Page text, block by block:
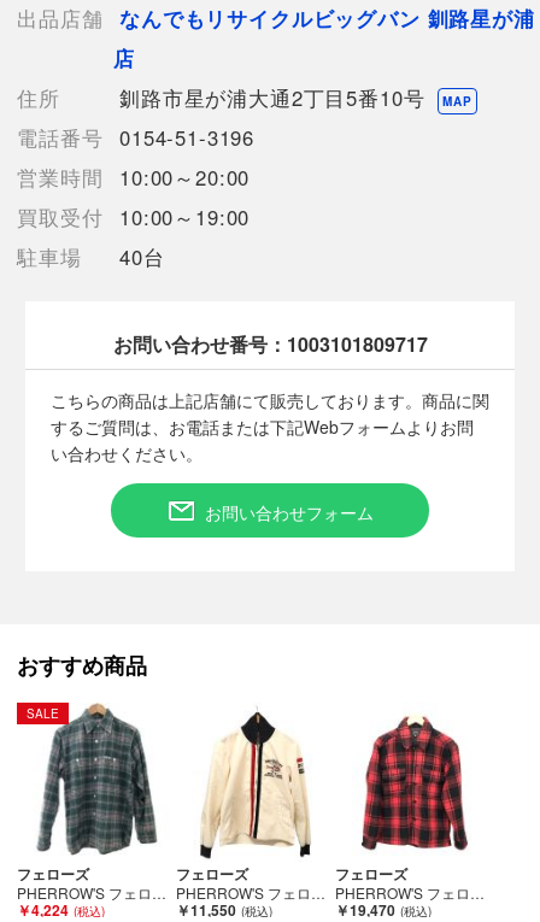
【付属品】なし
【ランク】Bランク
通常使用による傷や汚れが見受けられる中古品
【詳細備考】
目に見て分かる大きなキズやヨゴレなどは見受けられないお品物
ですが、見落としがあるかもしれません。
店頭との併売商品の為、記載にない細かなキズや汚れ等状態が多
少変化する場合がございますのでご了承下さい。
商品画像に関しては出来る限り忠実に表示出来るよう努めており
ますが、実際の商品と比較し色身に多少誤差が生じる場合があり
サイズは平置きでの計測となっております。
【使用予定配送業者】佐川急便 飛脚宅配便80サイズ
【こちらの商品は在庫連動システムを導入し、店頭や他ネットシ
ョップと併売を行なっておりますが、タイミングによりシステム
の反映が間に合わず欠品となってしまう場合がございます。
こちらの商品はお客様から買取させていただいた商品であり、
人の手を経た商品です。
■弊社からは、ご落札やご購入いただいた全てのお客様に評価を
行なっております。
評価ご不要のお客様は、ご落札・ご購入をお控えください。
■弊社（株式会社オカモトＲＭＣ）を装った偽装サイトにご注意
出品店舗
なんでもリサイクルビッグバン 釧路星が浦
店
住所
釧路市星が浦大通2丁目5番10号 MAP
電話番号 0154-51-3196
営業時間
10:00～20:00
買取受付
10:00～19:00
駐車場
40台
お問い合わせ番号： 1003101809717
こちらの商品は上記店舗にて販売しております。商品に関
するご質問は、お電話または下記Webフォームよりお問
い合わせください。
お問い合わせフォーム
おすすめ商品
SALE
フェローズ
PHERROW'S フェローズ メンズ衣料 シャツ ネルシャツ STORMYBLUE SIZE S グリーン Bランク
￥4,224
フェローズ
PHERROW'S フェローズ ジャケット レーシングジャケット SIZE M (38) TKR-03 アイボリー Cランク
￥11,550
フェローズ
PHERROW'S フェローズ ジャケット CPOシャツジャケット (M) 古着 レッド Cランク
￥19,470